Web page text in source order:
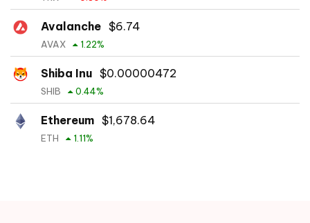
Avalanche $6.74
AVAX 1.22%
Shiba Inu $0.00000472
SHIB 0.44%
Ethereum $1,678.64
ETH 1.11%